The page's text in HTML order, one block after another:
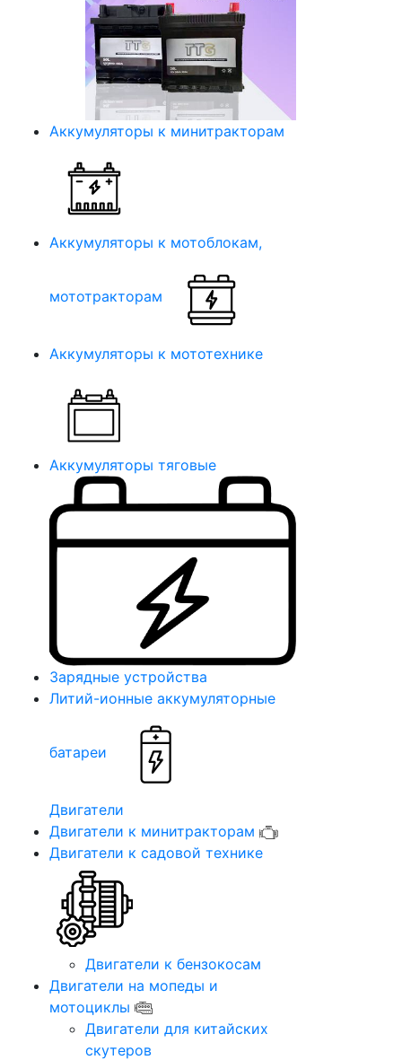
Аккумуляторы к минитракторам
Аккумуляторы к мотоблокам,
мототракторам
Аккумуляторы к мототехнике
Аккумуляторы тяговые
Зарядные устройства
Литий-ионные аккумуляторные
батареи
Двигатели
Двигатели к минитракторам
Двигатели к садовой технике
Двигатели к бензокосам
Двигатели на мопеды и
мотоциклы
Двигатели для китайских
скутеров